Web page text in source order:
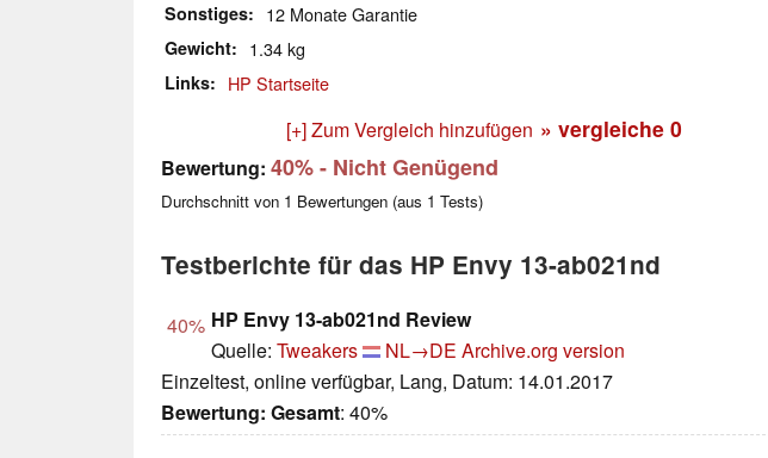
Sonstiges 12 Monate Garantie
Gewicht 1.34 kg
Links HP Startseite
[+] Zum Vergleich hinzufügen » vergleiche 0
Bewertung: 40%- Nicht Genügend
Durchschnitt von 1 Bewertungen (aus 1 Tests)
Testberichte für das HP Envy 13-ab021nd
40% HP Envy 13-ab021nd Review
Quelle: Tweakers NL→DE Archive.org version
Einzeltest, online verfügbar, Lang, Datum: 14.01.2017
Bewertung: Gesamt: 40%